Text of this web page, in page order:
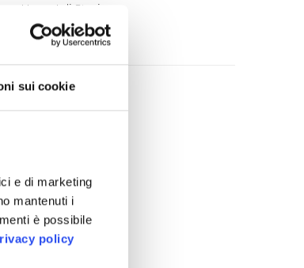
sui cookie
e di marketing
mantenuti i
è possibile
policy
Un po' di Storia
ARCHIVIO
2026
agosto (1)
aprile (3)
marzo (7)
febbraio (4)